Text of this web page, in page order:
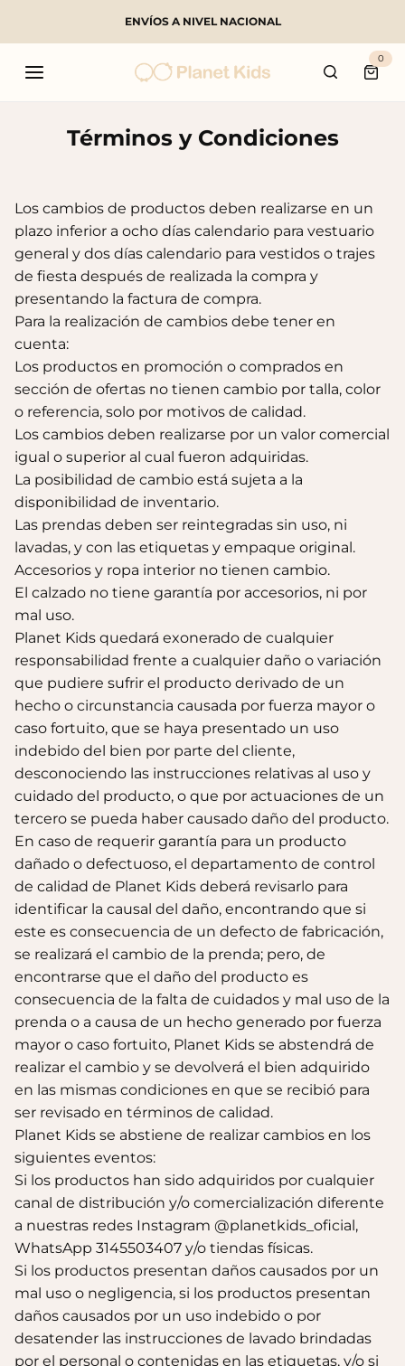
ENVÍOS A NIVEL NACIONAL
0
Términos y Condiciones
Los cambios de productos deben realizarse en un
plazo inferior a ocho días calendario para vestuario
general y dos días calendario para vestidos o trajes
de fiesta después de realizada la compra y
presentando la factura de compra.
Para la realización de cambios debe tener en
cuenta:
Los productos en promoción o comprados en
sección de ofertas no tienen cambio por talla, color
o referencia, solo por motivos de calidad.
Los cambios deben realizarse por un valor comercial
igual o superior al cual fueron adquiridas.
La posibilidad de cambio está sujeta a la
disponibilidad de inventario.
Las prendas deben ser reintegradas sin uso, ni
lavadas, y con las etiquetas y empaque original.
Accesorios y ropa interior no tienen cambio.
El calzado no tiene garantía por accesorios, ni por
mal uso.
Planet Kids quedará exonerado de cualquier
responsabilidad frente a cualquier daño o variación
que pudiere sufrir el producto derivado de un
hecho o circunstancia causada por fuerza mayor o
caso fortuito, que se haya presentado un uso
indebido del bien por parte del cliente,
desconociendo las instrucciones relativas al uso y
cuidado del producto, o que por actuaciones de un
tercero se pueda haber causado daño del producto.
En caso de requerir garantía para un producto
dañado o defectuoso, el departamento de control
de calidad de Planet Kids deberá revisarlo para
identificar la causal del daño, encontrando que si
este es consecuencia de un defecto de fabricación,
se realizará el cambio de la prenda; pero, de
encontrarse que el daño del producto es
consecuencia de la falta de cuidados y mal uso de la
prenda o a causa de un hecho generado por fuerza
mayor o caso fortuito, Planet Kids se abstendrá de
realizar el cambio y se devolverá el bien adquirido
en las mismas condiciones en que se recibió para
ser revisado en términos de calidad.
Planet Kids se abstiene de realizar cambios en los
siguientes eventos:
Si los productos han sido adquiridos por cualquier
canal de distribución y/o comercialización diferente
a nuestras redes Instagram @planetkids_oficial,
WhatsApp 3145503407 y/o tiendas físicas.
Si los productos presentan daños causados por un
mal uso o negligencia, si los productos presentan
daños causados por un uso indebido o por
desatender las instrucciones de lavado brindadas
por el personal o contenidas en las etiquetas, y/o si
Buscar
Sandalias Maui MC
$140.000
Sandalias SUN
$140.000
Sandalias Maui MC
$140.000
Cangrejeras Nico MC
Botas Splash Euri Borreguito
$175.000